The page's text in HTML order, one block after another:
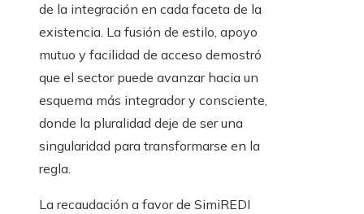
de la integración en cada faceta de la
existencia. La fusión de estilo, apoyo
mutuo y facilidad de acceso demostró
que el sector puede avanzar hacia un
esquema más integrador y consciente,
donde la pluralidad deje de ser una
singularidad para transformarse en la
regla.
La recaudación a favor de SimiREDI